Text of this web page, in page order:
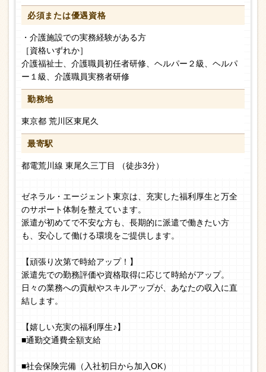
必須または優遇資格
・介護施設での実務経験がある方
［資格いずれか］
介護福祉士、介護職員初任者研修、ヘルパー２級、ヘルパ
ー１級、介護職員実務者研修
勤務地
東京都 荒川区東尾久
最寄駅
都電荒川線 東尾久三丁目 （徒歩3分）
ゼネラル・エージェント東京は、充実した福利厚生と万全
のサポート体制を整えています。
派遣が初めてで不安な方も、長期的に派遣で働きたい方
も、安心して働ける環境をご提供します。
【頑張り次第で時給アップ！】
派遣先での勤務評価や資格取得に応じて時給がアップ。
日々の業務への貢献やスキルアップが、あなたの収入に直
結します。
【嬉しい充実の福利厚生♪】
■通勤交通費全額支給
■社会保険完備（入社初日から加入OK）